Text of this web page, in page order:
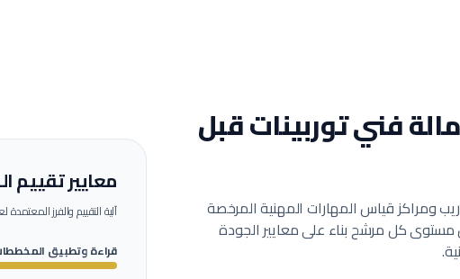
فني توربيناتقبل
ومراكز قياس المهارات المهنية المرخصة
كل مرشح بناء على معايير الجودة
معايير تقييم
آلية التقييم والفرز المعتمدة
قراءة وتطبيق